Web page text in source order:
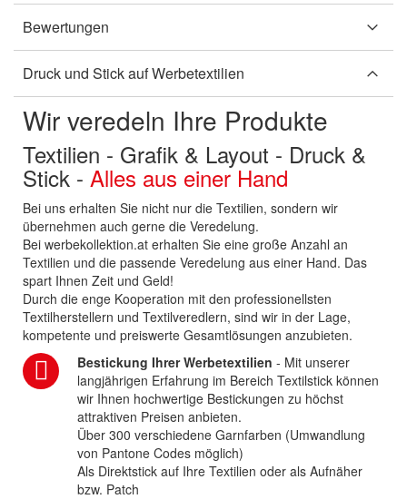
Bewertungen
Druck und Stick auf Werbetextilien
Wir veredeln Ihre Produkte
Textilien - Grafik & Layout - Druck &
Stick - Alles aus einer Hand
Bei uns erhalten Sie nicht nur die Textilien, sondern wir
übernehmen auch gerne die Veredelung.
Bei werbekollektion.at erhalten Sie eine große Anzahl an
Textilien und die passende Veredelung aus einer Hand. Das
spart Ihnen Zeit und Geld!
Durch die enge Kooperation mit den professionellsten
Textilherstellern und Textilveredlern, sind wir in der Lage,
kompetente und preiswerte Gesamtlösungen anzubieten.
Bestickung Ihrer Werbetextilien - Mit unserer
langjährigen Erfahrung im Bereich Textilstick können
wir Ihnen hochwertige Bestickungen zu höchst
attraktiven Preisen anbieten.
Über 300 verschiedene Garnfarben (Umwandlung
von Pantone Codes möglich)
Als Direktstick auf Ihre Textilien oder als Aufnäher
bzw. Patch